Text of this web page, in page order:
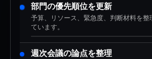
週次会議の論点を整理
アジェンダ、決定事項、担当、次アクシ
を準備しています。
月次レポートを作成中